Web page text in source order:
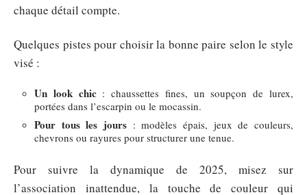
chaque détail compte.
Quelques pistes pour choisir la bonne paire selon le style
visé :
Un look chic: chaussettes fines, un soupçon de lurex,
portées dans l’escarpin ou le mocassin.
Pour tous les jours : modèles épais, jeux de couleurs,
chevrons ou rayures pour structurer une tenue.
Pour suivre la dynamique de 2025, misez sur
l’association inattendue, la touche de couleur qui